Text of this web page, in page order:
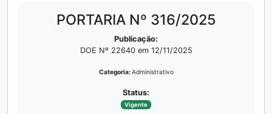
PORTARIA Nº 316/2025
Publicação:
DOE Nº 22640 em 12/11/2025
Categoria:Administrativo
Status:
Vigente